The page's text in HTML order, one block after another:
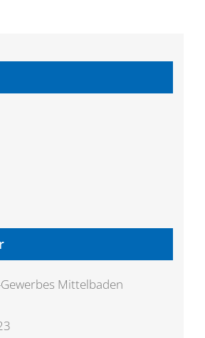
Mittelbaden